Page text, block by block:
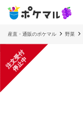
産直・通販のポケマル 野菜
注
文
受
付
停
止
中